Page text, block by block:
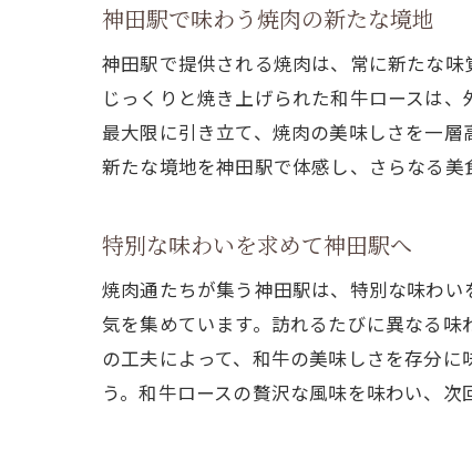
神田駅で味わう焼肉の新たな境地
神田駅で提供される焼肉は、常に新たな
じっくりと焼き上げられた和牛ロースは
最大限に引き立て、焼肉の美味しさを一
新たな境地を神田駅で体感し、さらなる美
特別な味わいを求めて神田駅へ
焼肉通たちが集う神田駅は、特別な味わ
気を集めています。訪れるたびに異なる
の工夫によって、和牛の美味しさを存分
う。和牛ロースの贅沢な風味を味わい、次